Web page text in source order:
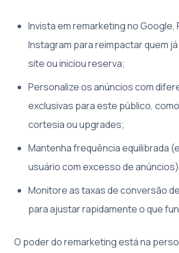
Invista em remarketing no Google,
Instagram para reimpactar quem
site ou iniciou reserva;
Personalize os anúncios com
exclusivas para este público,
cortesia ou upgrades;
Mantenha frequência equilibrada
usuário com excesso de
Monitore as taxas de conversão
para ajustar rapidamente o que
O poder do remarketing está na